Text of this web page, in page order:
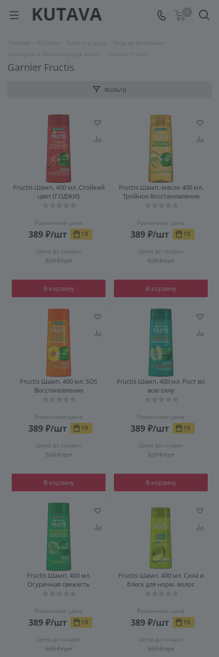
Garnier Fructis
Фильтр
Fructis Шамп. 400 мл. Стойкий
цвет (ГОДЖИ)
Розничная цена
389 ₽/шт 19
Цена до скидки
529₽/шт
В корзину
Fructis Шамп.-масло 400 мл.
Тройное Восстановление
Розничная цена
389 ₽/шт 19
Цена до скидки
529₽/шт
В корзину
Fructis Шамп. 400 мл. SOS
Восстановление
Розничная цена
389 ₽/шт 19
Цена до скидки
529₽/шт
В корзину
Fructis Шамп. 400 мл. Рост во
всю силу
Розничная цена
389 ₽/шт 19
Цена до скидки
529₽/шт
В корзину
Fructis Шамп. 400 мл.
Огуречная свежесть
Розничная цена
389 ₽/шт 19
Цена до скидки
529₽/шт
Fructis Шамп. 400 мл. Сила и
блеск для норм. волос
Розничная цена
389 ₽/шт 19
Цена до скидки
529₽/шт